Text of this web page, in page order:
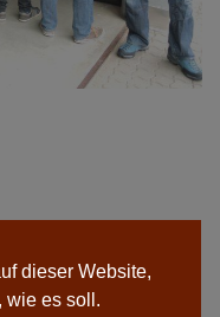
dieser Website,
wie es soll.